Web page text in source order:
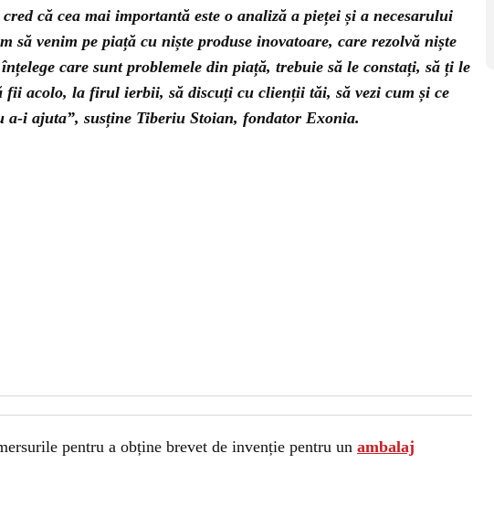
că cea mai importantă este o analiză a pieței și a necesarului
să venim pe piață cu niște produse inovatoare, care rezolvă niște
care sunt problemele din piață, trebuie să le constați, să ți le
fii acolo, la firul ierbii, să discuți cu clienții tăi, să vezi cum și ce
a-i ajuta”, susține Tiberiu Stoian, fondator Exonia.
pentru a obține brevet de invenție pentru un ambalaj